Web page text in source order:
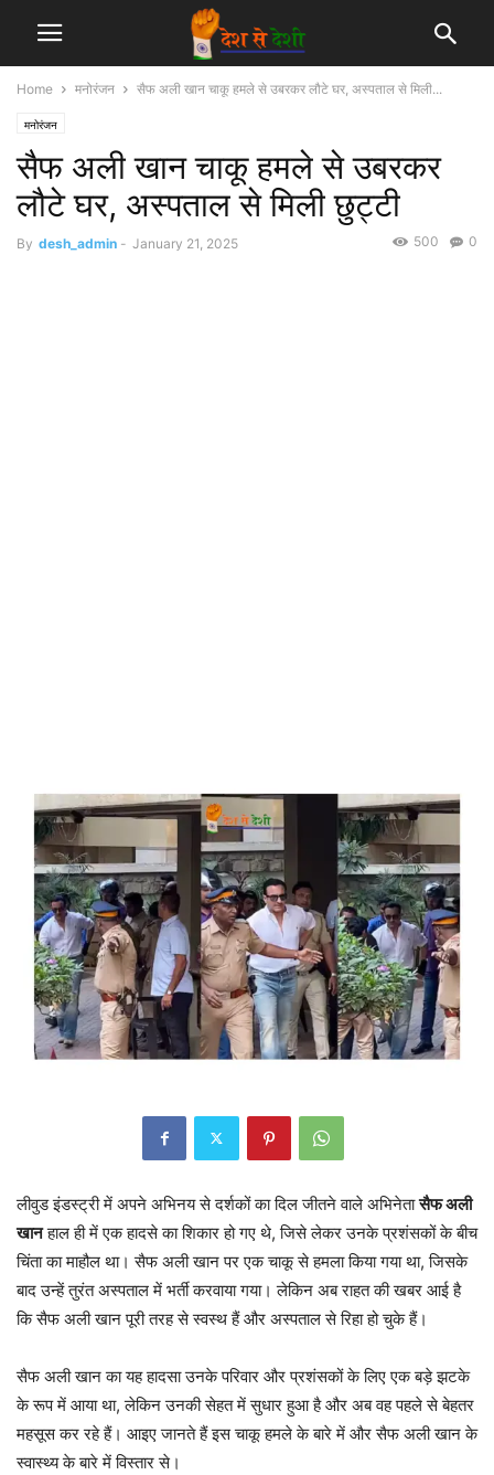
Home मनोरंजन सैफ अली खान चाकू हमले से उबरकर लौटे घर, अस्पताल से मिली...
मनोरंजन
सैफ अली खान चाकू हमले से उबरकर
लौटे घर, अस्पताल से मिली छुट्टी
By desh_admin - January 21, 2025 0
500
लीवुड इंडस्ट्री में अपने अभिनय से दर्शकों का दिल जीतने वाले अभिनेतासैफ अली
खानहाल ही में एक हादसे का शिकार हो गए थे, जिसे लेकर उनके प्रशंसकों के बीच
चिंता का माहौल था। सैफ अली खान पर एक चाकू से हमला किया गया था, जिसके
बाद उन्हें तुरंत अस्पताल में भर्ती करवाया गया। लेकिन अब राहत की खबर आई है
कि सैफ अली खान पूरी तरह से स्वस्थ हैं और अस्पताल से रिहा हो चुके हैं।
सैफ अली खान का यह हादसा उनके परिवार और प्रशंसकों के लिए एक बड़े झटके
के रूप में आया था, लेकिन उनकी सेहत में सुधार हुआ है और अब वह पहले से बेहतर
महसूस कर रहे हैं। आइए जानते हैं इस चाकू हमले के बारे में और सैफ अली खान के
स्वास्थ्य के बारे में विस्तार से।